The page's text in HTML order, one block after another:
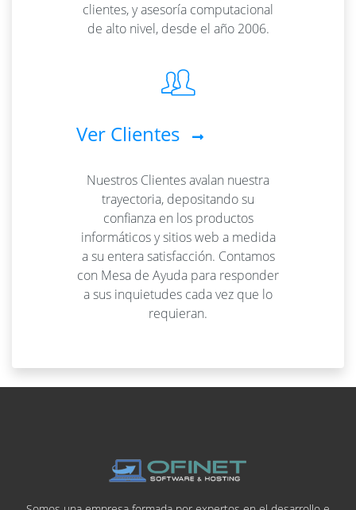
clientes, y asesoría computacional
de alto nivel, desde el año 2006.
Ver Clientes
Nuestros Clientes avalan nuestra
trayectoria, depositando su
confianza en los productos
informáticos y sitios web a medida
a su entera satisfacción. Contamos
con Mesa de Ayuda para responder
a sus inquietudes cada vez que lo
requieran.